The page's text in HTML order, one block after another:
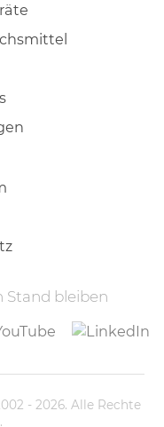
Stand bleiben
- 2026. Alle Rechte